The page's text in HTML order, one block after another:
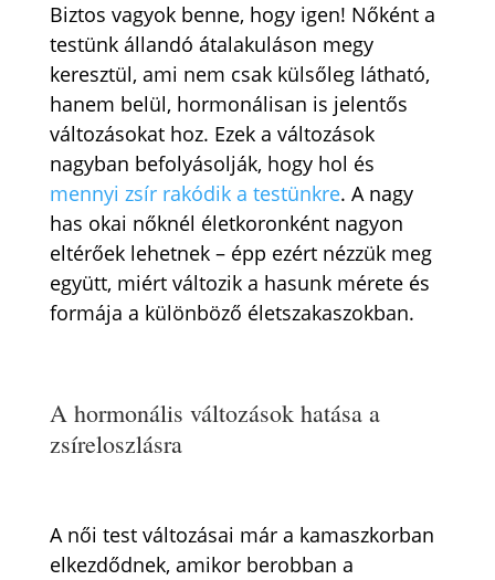
Biztos vagyok benne, hogy igen! Nőként a
testünk állandó átalakuláson megy
keresztül, ami nem csak külsőleg látható,
hanem belül, hormonálisan is jelentős
változásokat hoz. Ezek a változások
nagyban befolyásolják, hogy hol és
mennyi zsír rakódik a testünkre. A nagy
has okai nőknél életkoronként nagyon
eltérőek lehetnek – épp ezért nézzük meg
együtt, miért változik a hasunk mérete és
formája a különböző életszakaszokban.
A hormonális változások hatása a
zsíreloszlásra
A női test változásai már a kamaszkorban
elkezdődnek, amikor berobban a